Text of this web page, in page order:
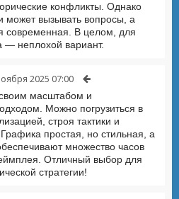
конфликты. Однако
может вызывать вопросы, а
современная. В целом, для
— неплохой вариант.
2025 07:00
масштабом и
Можно погрузиться в
строя тактики и
простая, но стильная, а
множество часов
Отличный выбор для
стратегии!